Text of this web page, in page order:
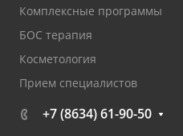
Комплексные программы
БОС терапия
Косметология
Прием специалистов
+7 (8634) 61-90-50